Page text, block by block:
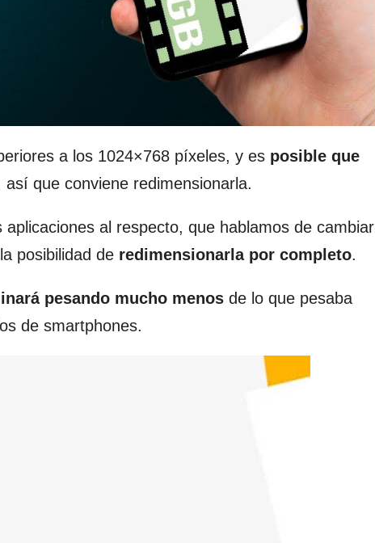
a los 1024×768 píxeles, y es posible que
que conviene redimensionarla.
al respecto, que hablamos de cambiar
posibilidad de redimensionarla por completo.
pesando mucho menos de lo que pesaba
de smartphones.